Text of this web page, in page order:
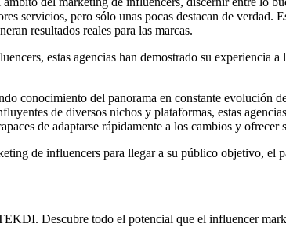
servicios, pero sólo unas pocas destacan de verdad.
resultados reales para las marcas.
estas agencias han demostrado su
conocimiento del panorama en constante evolución
de diversos nichos y plataformas, estas
de adaptarse rápidamente a los cambios y
de influencers para llegar a su público objetivo, el
Descubre todo el potencial que el influencer